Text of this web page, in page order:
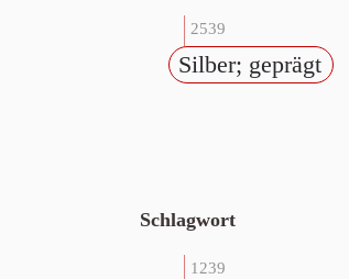
2539
Silber; geprägt
Schlagwort
1239